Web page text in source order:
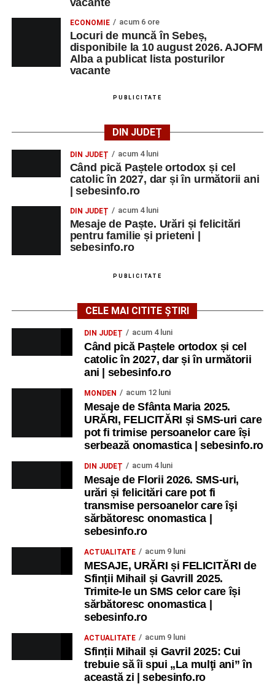
ECONOMIE acum 6 ore
Locuri de muncă în Sebeș,
disponibile la 10 august 2026. AJOFM
Alba a publicat lista posturilor
vacante
PUBLICITATE
DIN JUDEȚ
DIN JUDEȚ acum 4 luni
Când pică Paștele ortodox și cel
catolic în 2027, dar și în următorii ani
| sebesinfo.ro
DIN JUDEȚ acum 4 luni
Mesaje de Paște. Urări și felicitări
pentru familie și prieteni |
sebesinfo.ro
PUBLICITATE
CELE MAI CITITE ȘTIRI
DIN JUDEȚ acum 4 luni
Când pică Paștele ortodox și cel
catolic în 2027, dar și în următorii
ani | sebesinfo.ro
MONDEN acum 12 luni
Mesaje de Sfânta Maria 2025.
URĂRI, FELICITĂRI și SMS-uri care
pot fi trimise persoanelor care își
serbează onomastica | sebesinfo.ro
DIN JUDEȚ acum 4 luni
Mesaje de Florii 2026. SMS-uri,
urări și felicitări care pot fi
transmise persoanelor care îşi
sărbătoresc onomastica |
sebesinfo.ro
ACTUALITATE acum 9 luni
MESAJE, URĂRI și FELICITĂRI de
Sfinții Mihail și Gavrill 2025.
Trimite-le un SMS celor care își
sărbătoresc onomastica |
sebesinfo.ro
ACTUALITATE acum 9 luni
Sfinții Mihail și Gavril 2025: Cui
trebuie să îi spui „La mulţi ani” în
această zi | sebesinfo.ro